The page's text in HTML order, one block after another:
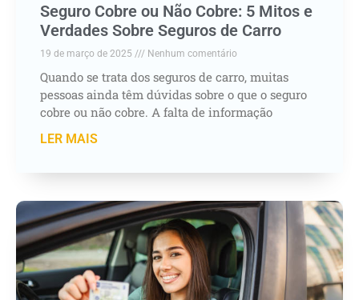
Seguro Cobre ou Não Cobre: 5 Mitos e
Verdades Sobre Seguros de Carro
19 de março de 2025 Nenhum comentário
Quando se trata dos seguros de carro, muitas
pessoas ainda têm dúvidas sobre o que o seguro
cobre ou não cobre. A falta de informação
LER MAIS